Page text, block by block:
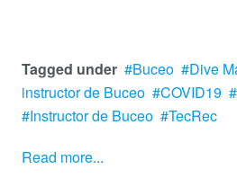
Tagged under Buceo Dive
instructor de Buceo
COVID19
Instructor de Buceo
TecRec
Read more...